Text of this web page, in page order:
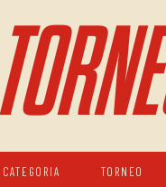
CATEGORIA TORNEO